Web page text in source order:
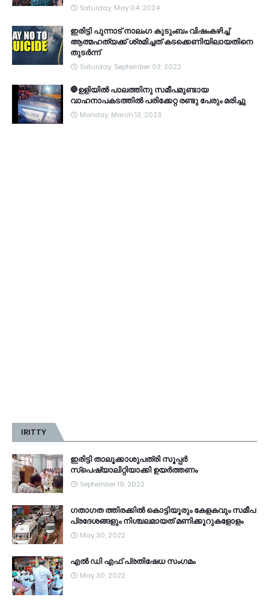
Saturday, May 04, 2024
ഇരിട്ടി പുന്നാട് നാലംഗ കുടുംബം വിഷംകഴിച്ച്‌
ആത്മഹത്യക്ക് ശ്രമിച്ചത് കടക്കെണിയിലായതിനെ
തുടർന്ന്
Saturday, September 03, 2022
🛑ഉളിയിൽ പാലത്തിനു സമീപമുണ്ടായ
വാഹനാപകടത്തിൽ പരിക്കേറ്റ രണ്ടു പേരും മരിച്ചു
Monday, March 13, 2023
IRITTY
ഇരിട്ടി താലൂക്കാശുപത്രി സൂപ്പർ
സ്‌പെഷ്യാലിറ്റിയാക്കി ഉയർത്തണം
September 19, 2022
ഗതാഗത ത്തിരക്കിൽ കൊട്ടിയൂരും കേളകവും സമീപ
പ്രദേശങ്ങളും നിശ്ചലമായത് മണിക്കൂറുകളോളം
May 30, 2022
എൽ ഡി എഫ് പ്രതിഷേധ സംഗമം
May 30, 2022